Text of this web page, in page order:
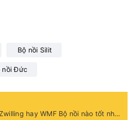
Bộ nồi Silit
nồi Đức
Bộ nồi Đức Fissler, Silit, Zwilling hay WMF Bộ nồi nào tốt nhất? Sản xuất ở đâu, giá bao nhiêu?